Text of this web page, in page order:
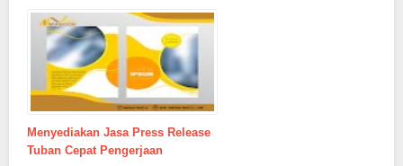
Menyediakan Jasa Press Release
Tuban Cepat Pengerjaan